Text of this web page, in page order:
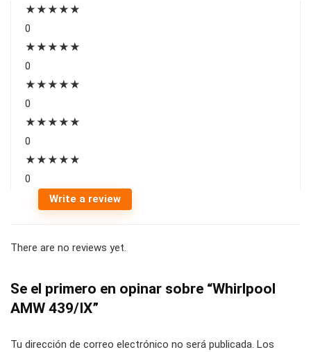
★★★★★
0
★★★★★
0
★★★★★
0
★★★★★
0
★★★★★
0
Write a review
There are no reviews yet.
Se el primero en opinar sobre “Whirlpool
AMW 439/IX”
Tu dirección de correo electrónico no será publicada. Los